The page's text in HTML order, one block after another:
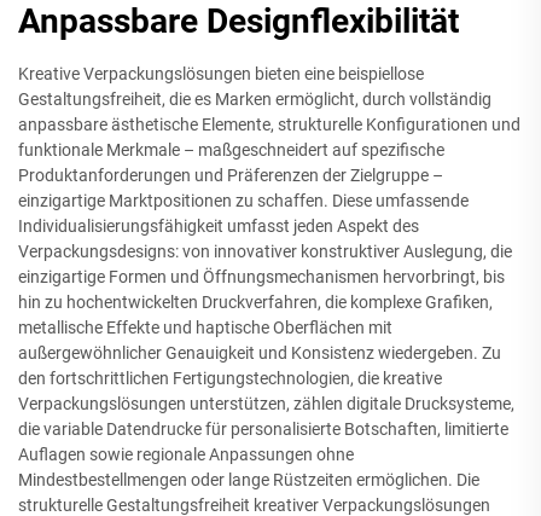
Anpassbare Designflexibilität
Kreative Verpackungslösungen bieten eine beispiellose
Gestaltungsfreiheit, die es Marken ermöglicht, durch vollständig
anpassbare ästhetische Elemente, strukturelle Konfigurationen und
funktionale Merkmale – maßgeschneidert auf spezifische
Produktanforderungen und Präferenzen der Zielgruppe –
einzigartige Marktpositionen zu schaffen. Diese umfassende
Individualisierungsfähigkeit umfasst jeden Aspekt des
Verpackungsdesigns: von innovativer konstruktiver Auslegung, die
einzigartige Formen und Öffnungsmechanismen hervorbringt, bis
hin zu hochentwickelten Druckverfahren, die komplexe Grafiken,
metallische Effekte und haptische Oberflächen mit
außergewöhnlicher Genauigkeit und Konsistenz wiedergeben. Zu
den fortschrittlichen Fertigungstechnologien, die kreative
Verpackungslösungen unterstützen, zählen digitale Drucksysteme,
die variable Datendrucke für personalisierte Botschaften, limitierte
Auflagen sowie regionale Anpassungen ohne
Mindestbestellmengen oder lange Rüstzeiten ermöglichen. Die
strukturelle Gestaltungsfreiheit kreativer Verpackungslösungen